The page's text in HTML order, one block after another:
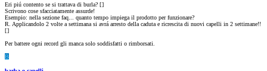
Eri piú contento se si trattava di burla? []
Scrivono cose sfacciatamente assurde!
Esempio: nella sezione faq... quanto tempo impiega il prodotto per funzionare?
R. Applicandolo 2 volte a settimana si avrá arresto della caduta e ricrescita di nuovi capelli in 2 settimane!!
[]
Per battere ogni record gli manca solo soddisfatti o rimborsati.
B